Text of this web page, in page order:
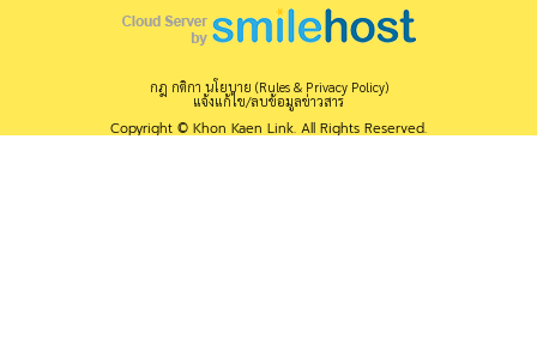
กฎ กติกา นโยบาย (Rules & Privacy Policy)
แจ้งแก้ไข/ลบข้อมูลข่าวสาร
Copyright © Khon Kaen Link. All Rights Reserved.